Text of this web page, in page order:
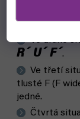
V první
Vznikne ti
Ve druhé
R´ U´ F´ .
Ve třetí
tlusté F (F
jedné.
Čtvrtá